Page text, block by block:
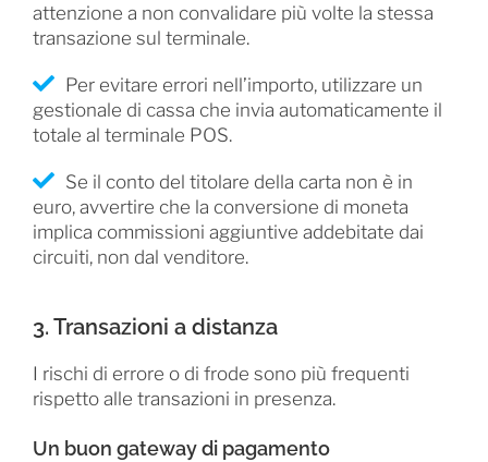
attenzione a non convalidare più volte la stessa
transazione sul terminale.
Per evitare errori nell’importo, utilizzare un
gestionale di cassa che invia automaticamente il
totale al terminale POS.
Se il conto del titolare della carta non è in
euro, avvertire che la conversione di moneta
implica commissioni aggiuntive addebitate dai
circuiti, non dal venditore.
3. Transazioni a distanza
I rischi di errore o di frode sono più frequenti
rispetto alle transazioni in presenza.
Un buon gateway di pagamento